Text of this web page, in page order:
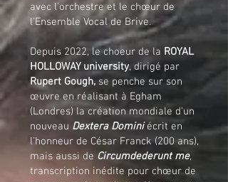
avec l’orchestre et le chœur de
l’Ensemble Vocal de Brive.
Depuis 2022, le choeur de la ROYAL
HOLLOWAY university, dirigé par
Rupert Gough, se penche sur son
œuvre en réalisant à Egham
(Londres) la création mondiale d'un
nouveau Dextera Dominiécrit en
l'honneur de César Franck (200 ans),
mais aussi de Circumdederunt me,
transcription inédite pour chœur de